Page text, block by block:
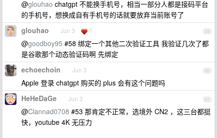
@glouhao chatgpt 不能换手机号，相当一部分人都是接码平台
的手机号，想换成自有手机号的话就要放弃当前账号了
59
glouhao Jun 3 1
@goodboy95 #58 绑定一个其他二次验证工具 我验证几次了都
是谷歌那个动态验证码啊 先绑定
60
echoechoin Jun 3
Apple 登录 chatgpt 购买的 plus 会有这个问题吗
61
HeHeDaGe Jun 3
@Clannad0708 #53 那肯定不正常，选境外 CN2 ，这三台都挺
快，youtube 4K 无压力